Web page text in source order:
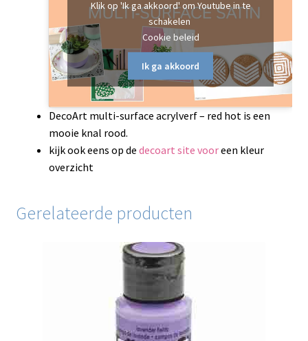
Klik op 'Ik ga akkoord' om Youtube in te
schakelen
Cookie beleid
Ik ga akkoord
DecoArt multi-surface acrylverf – red hot is een
mooie knal rood.
kijk ook eens op de decoart site vooreen kleur
overzicht
Gerelateerde producten